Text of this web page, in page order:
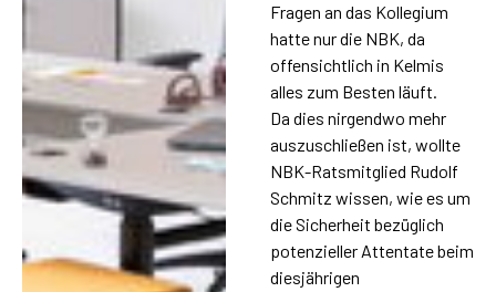
Fragen an das Kollegium
hatte nur die NBK, da
offensichtlich in Kelmis
alles zum Besten läuft.
Da dies nirgendwo mehr
auszuschließen ist, wollte
NBK-Ratsmitglied Rudolf
Schmitz wissen, wie es um
die Sicherheit bezüglich
potenzieller Attentate beim
diesjährigen